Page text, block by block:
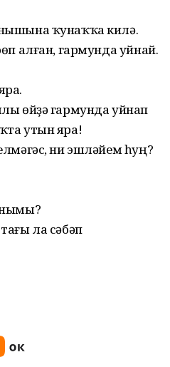
ҡунаҡҡа килә.
алған, гармунда уйнай.
өйҙә гармунда уйнап
утын яра!
ни эшләйем һуң?
ла сәбәп